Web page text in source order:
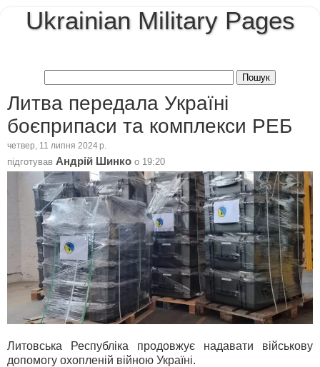
Ukrainian Military Pages
Литва передала Україні
боєприпаси та комплекси РЕБ
четвер, 11 липня 2024 р.
підготував Андрій Шинко о 19:20
Литовська Республіка продовжує надавати військову
допомогу охопленій війною Україні.